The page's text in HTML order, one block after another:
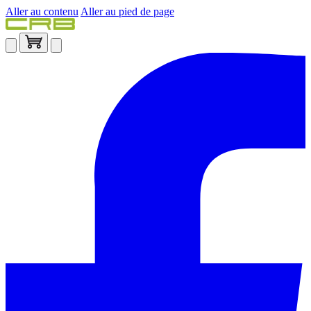
Aller au contenu Aller au pied de page